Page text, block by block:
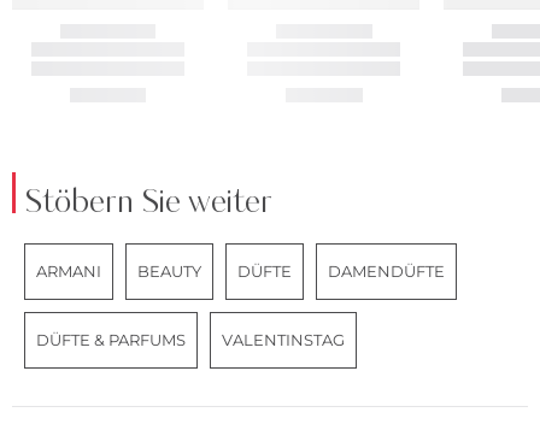
Stöbern Sie weiter
ARMANI BEAUTY DÜFTE DAMENDÜFTE
DÜFTE & PARFUMS VALENTINSTAG